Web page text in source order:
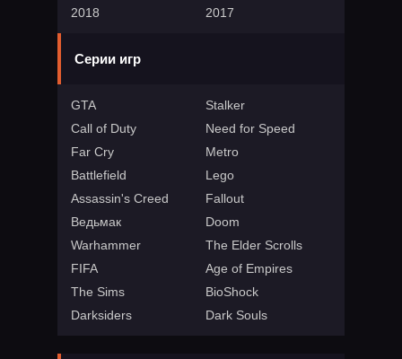
2018
2017
Серии игр
GTA
Stalker
Call of Duty
Need for Speed
Far Cry
Metro
Battlefield
Lego
Assassin's Creed
Fallout
Ведьмак
Doom
Warhammer
The Elder Scrolls
FIFA
Age of Empires
The Sims
BioShock
Darksiders
Dark Souls